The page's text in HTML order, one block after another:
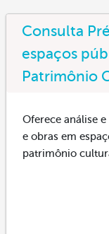
Consulta
espaços
Patrimônio
Oferece análise
e obras em
patrimônio